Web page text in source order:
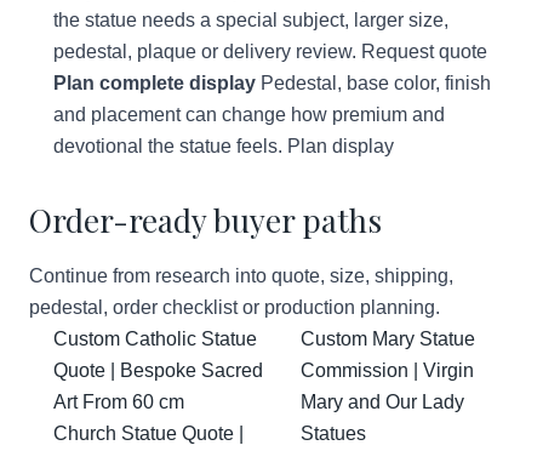
the statue needs a special subject, larger size,
pedestal, plaque or delivery review. Request quote
Plan complete display Pedestal, base color, finish
and placement can change how premium and
devotional the statue feels. Plan display
Order-ready buyer paths
Continue from research into quote, size, shipping,
pedestal, order checklist or production planning.
Custom Catholic Statue
Quote | Bespoke Sacred
Art From 60 cm
Church Statue Quote |
Custom Mary Statue
Commission | Virgin
Mary and Our Lady
Statues